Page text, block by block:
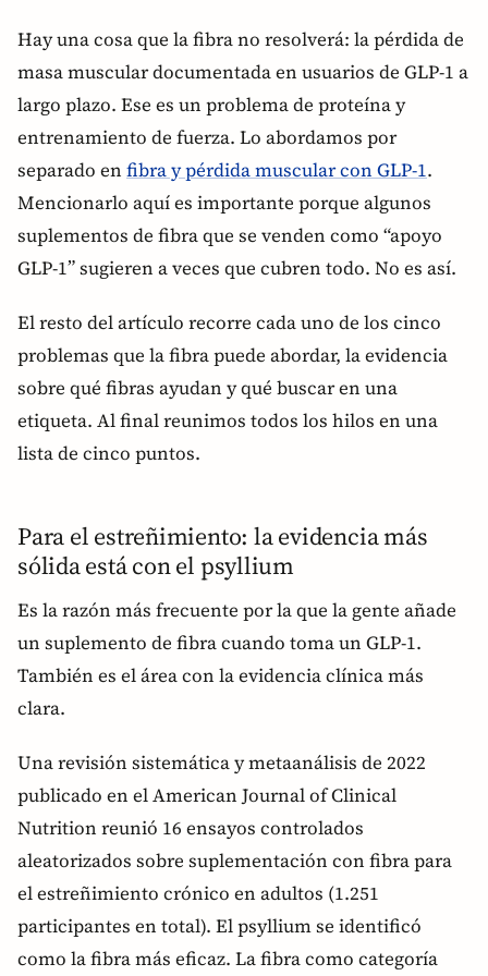
Hay una cosa que la fibra no resolverá: la pérdida de
masa muscular documentada en usuarios de GLP-1 a
largo plazo. Ese es un problema de proteína y
entrenamiento de fuerza. Lo abordamos por
separado en fibra y pérdida muscular con GLP-1.
Mencionarlo aquí es importante porque algunos
suplementos de fibra que se venden como “apoyo
GLP-1” sugieren a veces que cubren todo. No es así.
El resto del artículo recorre cada uno de los cinco
problemas que la fibra puede abordar, la evidencia
sobre qué fibras ayudan y qué buscar en una
etiqueta. Al final reunimos todos los hilos en una
lista de cinco puntos.
Para el estreñimiento: la evidencia más
sólida está con el psyllium
Es la razón más frecuente por la que la gente añade
un suplemento de fibra cuando toma un GLP-1.
También es el área con la evidencia clínica más
clara.
Una revisión sistemática y metaanálisis de 2022
publicado en el American Journal of Clinical
Nutrition reunió 16 ensayos controlados
aleatorizados sobre suplementación con fibra para
el estreñimiento crónico en adultos (1.251
participantes en total). El psyllium se identificó
como la fibra más eficaz. La fibra como categoría